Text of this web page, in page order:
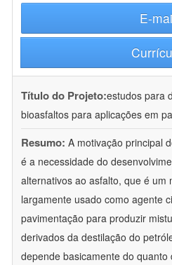
E-
Título do Projeto:estudos para
bioasfaltos para aplicações em
Resumo: A motivação principal
é a necessidade do
alternativos ao asfalto, que é um
largamente usado como agente
pavimentação para produzir
derivados da destilação do
depende basicamente do